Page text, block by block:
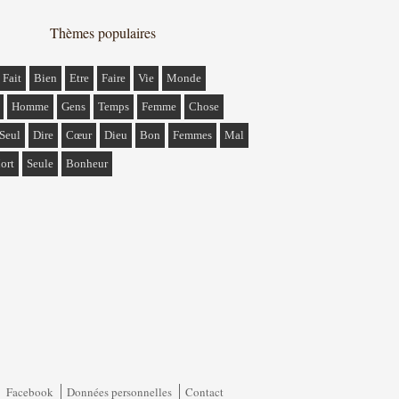
Thèmes populaires
Fait Bien Etre Faire Vie Monde
Homme Gens Temps Femme Chose
Seul Dire Cœur Dieu Bon Femmes Mal
Seule Bonheur
Facebook
Données personnelles Contact